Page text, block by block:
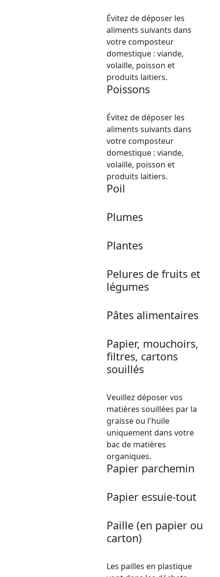
Évitez de déposer les
aliments suivants dans
votre composteur
domestique : viande,
volaille, poisson et
produits laitiers.
Poissons
Évitez de déposer les
aliments suivants dans
votre composteur
domestique : viande,
volaille, poisson et
produits laitiers.
Poil
Plumes
Plantes
Pelures de fruits et
légumes
Pâtes alimentaires
Papier, mouchoirs,
filtres, cartons
souillés
Veuillez déposer vos
matières souillées par la
graisse ou l'huile
uniquement dans votre
bac de matières
organiques.
Papier parchemin
Papier essuie-tout
Paille (en papier ou
carton)
Les pailles en plastique